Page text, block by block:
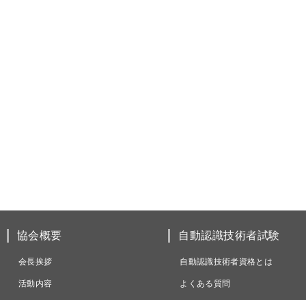
協会概要
会長挨拶
活動内容
自動認識技術者試験
自動認識技術者資格とは
よくある質問